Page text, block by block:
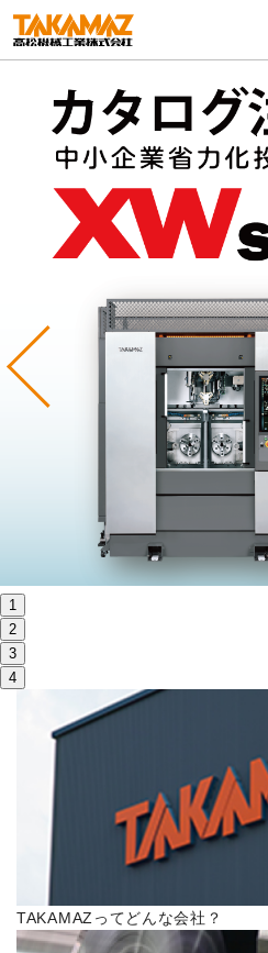
各種お問い合わせ・部品注文
採用に関してはこちらから
企業情報
展示会・イベント
コラム
製品ラインナップ
サステナビリティ
お問い合わせ
高松流技
ご利用に際して
当社のセキュリティへの取り組み
Previous
1
2
3
4
TAKAMAZってどんな会社？